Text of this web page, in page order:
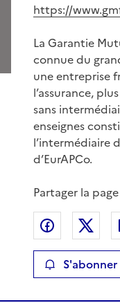
https://
La Garantie
connue du
une entreprise
l’assurance,
sans
enseignes
l’intermédiaire
d’EurAPCo.
Partager la page
Partager
S'abonner